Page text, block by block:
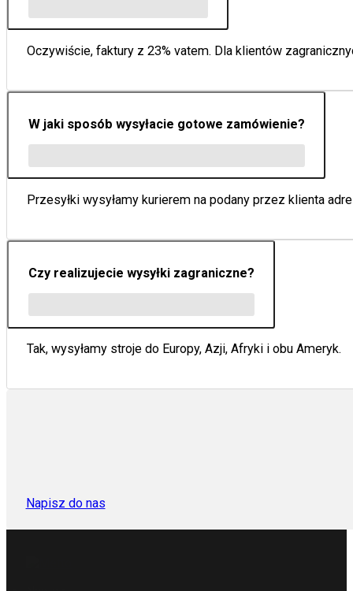
Oczywiście, faktury z 23% vatem. Dla klientów
W jaki sposób wysyłacie gotowe zamówienie?
Przesyłki wysyłamy kurierem na podany przez klienta
Czy realizujecie wysyłki zagraniczne?
Tak, wysyłamy stroje do Europy, Azji, Afryki i obu Ameryk.
Napisz do nas